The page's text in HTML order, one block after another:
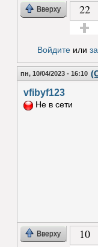
Вверху 22
Войдитеили
пн, 10/04/2023 - 16:10
vfibyf123
Не в сети
Вверху 10